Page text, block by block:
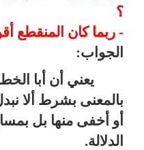
؟
- ربما كان المنقطع
الجواب:
يعني أن أبا
بالمعنى بشرط ألا
أو أخفى منها بل
الدلالة.